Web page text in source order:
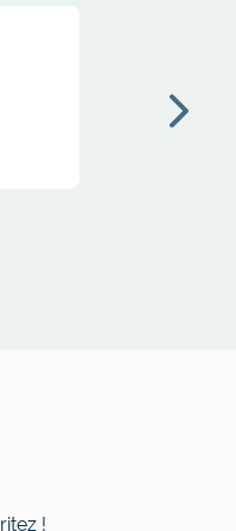
cm - SOMEO
!